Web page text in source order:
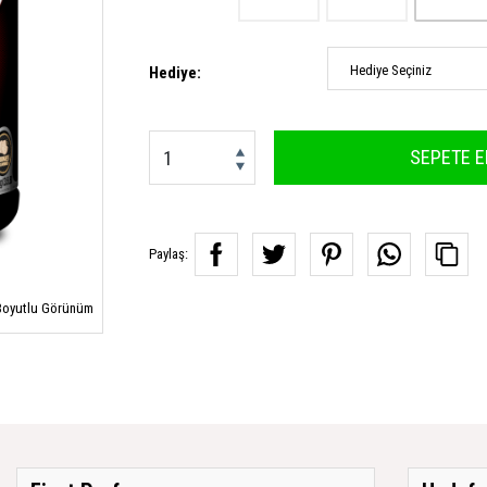
Görünüm
Hediye: Hediye Seçiniz
SEPETE
Paylaş: